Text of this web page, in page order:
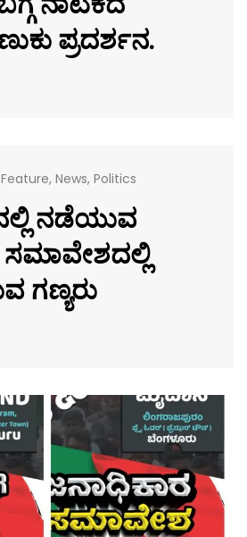
ಪ್ರದರ್ಶನ.
Feature, News, Politics
ನಡೆಯುವ
ಗಣ್ಯರು